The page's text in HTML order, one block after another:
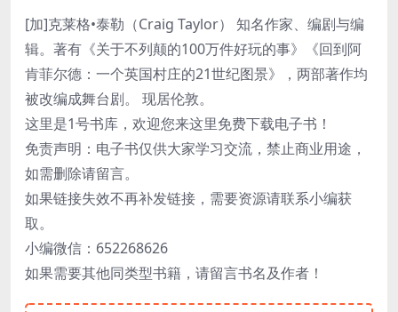
[加]克莱格•泰勒（Craig Taylor） 知名作家、编剧与编
辑。著有《关于不列颠的100万件好玩的事》《回到阿
肯菲尔德：一个英国村庄的21世纪图景》，两部著作均
被改编成舞台剧。 现居伦敦。
这里是1号书库，欢迎您来这里免费下载电子书！
免责声明：电子书仅供大家学习交流，禁止商业用途，
如需删除请留言。
如果链接失效不再补发链接，需要资源请联系小编获
取。
小编微信：652268626
如果需要其他同类型书籍，请留言书名及作者！